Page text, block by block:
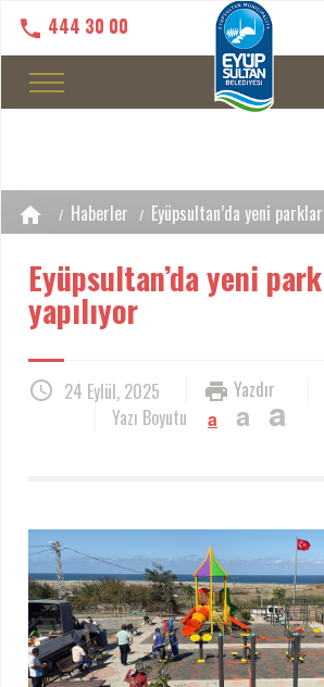
444 30 00
Haberler Eyüpsultan’da yeni parklar
Eyüpsultan’da yeni
yapılıyor
24 Eylül, 2025
Yazdır
Yazı Boyutu
a a a